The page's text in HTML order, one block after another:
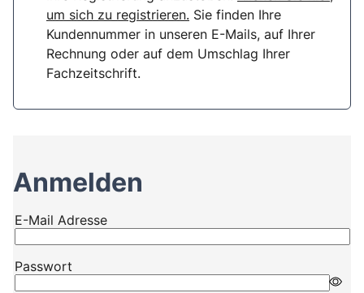
um sich zu registrieren. Sie finden Ihre
Kundennummer in unseren E-Mails, auf Ihrer
Rechnung oder auf dem Umschlag Ihrer
Fachzeitschrift.
Anmelden